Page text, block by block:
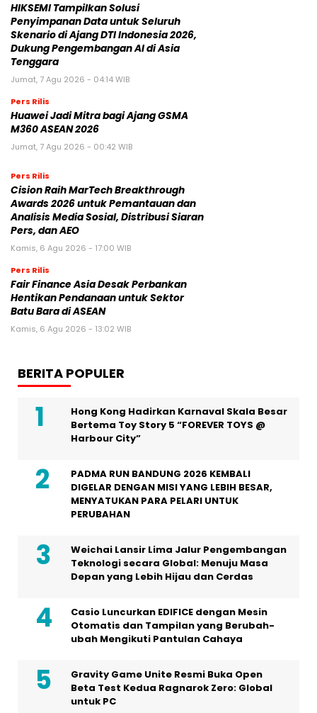
HIKSEMI Tampilkan Solusi
Penyimpanan Data untuk Seluruh
Skenario di Ajang DTI Indonesia 2026,
Dukung Pengembangan AI di Asia
Tenggara
Jumat, 7 Agu 2026 - 04:14 WIB
Pers Rilis
Huawei Jadi Mitra bagi Ajang GSMA
M360 ASEAN 2026
Jumat, 7 Agu 2026 - 00:42 WIB
Pers Rilis
Cision Raih MarTech Breakthrough
Awards 2026 untuk Pemantauan dan
Analisis Media Sosial, Distribusi Siaran
Pers, dan AEO
Kamis, 6 Agu 2026 - 17:00 WIB
Pers Rilis
Fair Finance Asia Desak Perbankan
Hentikan Pendanaan untuk Sektor
Batu Bara di ASEAN
Kamis, 6 Agu 2026 - 13:02 WIB
BERITA POPULER
Hong Kong Hadirkan Karnaval Skala Besar
Bertema Toy Story 5 “FOREVER TOYS @
Harbour City”
PADMA RUN BANDUNG 2026 KEMBALI
DIGELAR DENGAN MISI YANG LEBIH BESAR,
MENYATUKAN PARA PELARI UNTUK
PERUBAHAN
Weichai Lansir Lima Jalur Pengembangan
Teknologi secara Global: Menuju Masa
Depan yang Lebih Hijau dan Cerdas
Casio Luncurkan EDIFICE dengan Mesin
Otomatis dan Tampilan yang Berubah-
ubah Mengikuti Pantulan Cahaya
Gravity Game Unite Resmi Buka Open
Beta Test Kedua Ragnarok Zero: Global
untuk PC